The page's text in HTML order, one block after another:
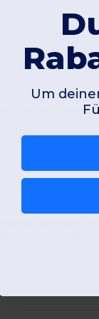
es um
sind unsere
strapazierfähigen
wie
Um